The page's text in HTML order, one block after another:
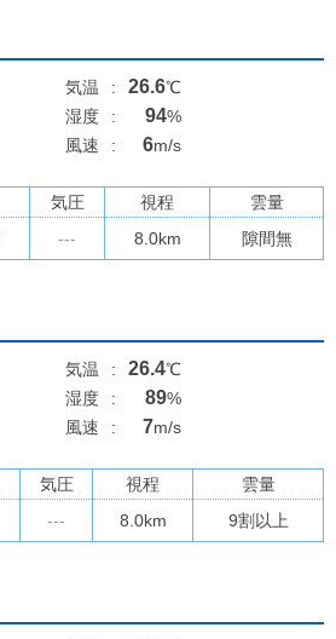
気温 : 26.6℃
湿度
: 94%
風速
: 6m/s
気圧 視程
雲量
--- 8.0km 隙間無
気温 : 26.4℃
湿度
: 89%
風速
: 7m/s
気圧 視程
雲量
--- 8.0km 9割以上